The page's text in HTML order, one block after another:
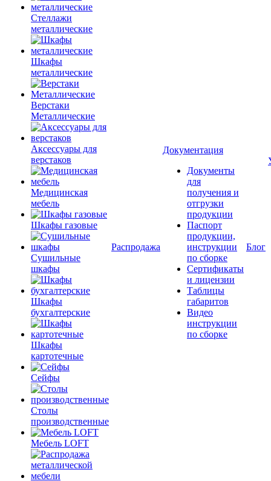
Стеллажи
металлические
Шкафы
металлические
Верстаки
Металлические
Аксессуары для
верстаков
Медицинская
мебель
Шкафы газовые
Сушильные
шкафы
Шкафы
бухгалтерские
Шкафы
картотечные
Сейфы
Столы
производственные
Мебель LOFT
Распродажа
Документация
Документы
для
получения и
отгрузки
продукции
Паспорт
продукции,
инструкции
по сборке
Сертификаты
и лицензии
Таблицы
габаритов
Видео
инструкции
по сборке
Блог